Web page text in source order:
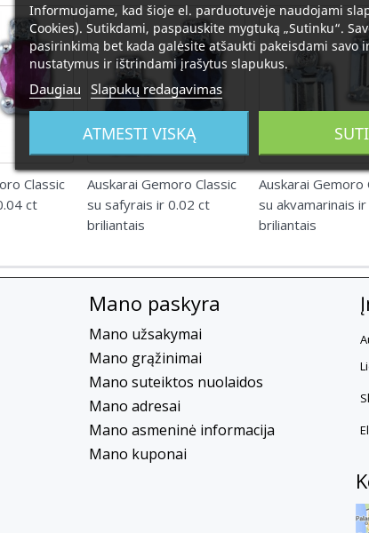
Classic
ct
Auskarai Gemoro Classic
su safyrais ir 0.02 ct
briliantais
Auskarai Gemoro
su akvamarinais
briliantais
Mano paskyra
Mano užsakymai
Mano grąžinimai
Mano suteiktos nuolaidos
Mano adresai
Mano asmeninė informacija
Mano kuponai
Informuojame, kad šioje el. parduotuvėje naudojami
Cookies). Sutikdami, paspauskite mygtuką „Sutinku“.
pasirinkimą bet kada galėsite atšaukti pakeisdami savo
nustatymus ir ištrindami įrašytus slapukus.
Daugiau Slapukų redagavimas
ATMESTI VISKĄ